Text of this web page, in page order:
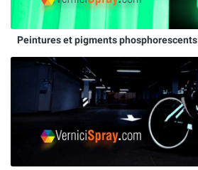
Peintures et pigments phosphorescents